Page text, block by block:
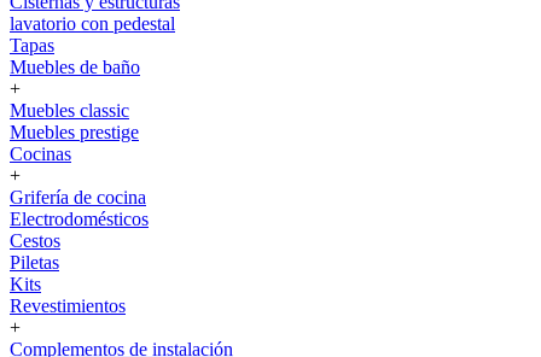
lavatorio con pedestal
Tapas
Muebles de baño
+
Muebles classic
Muebles prestige
Cocinas
+
Grifería de cocina
Electrodomésticos
Cestos
Piletas
Kits
Revestimientos
+
Complementos de instalación